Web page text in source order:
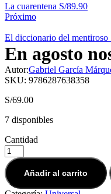
La cuarentena S/89.90
Próximo
El diccionario del mentiroso
En agosto
Autor:Gabriel García
SKU: 9786287638358
S/69.00
7 disponibles
Cantidad
Añadir al carrito